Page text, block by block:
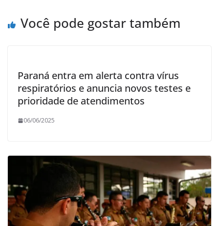
Você pode gostar também
Paraná entra em alerta contra vírus
respiratórios e anuncia novos testes e
prioridade de atendimentos
06/06/2025